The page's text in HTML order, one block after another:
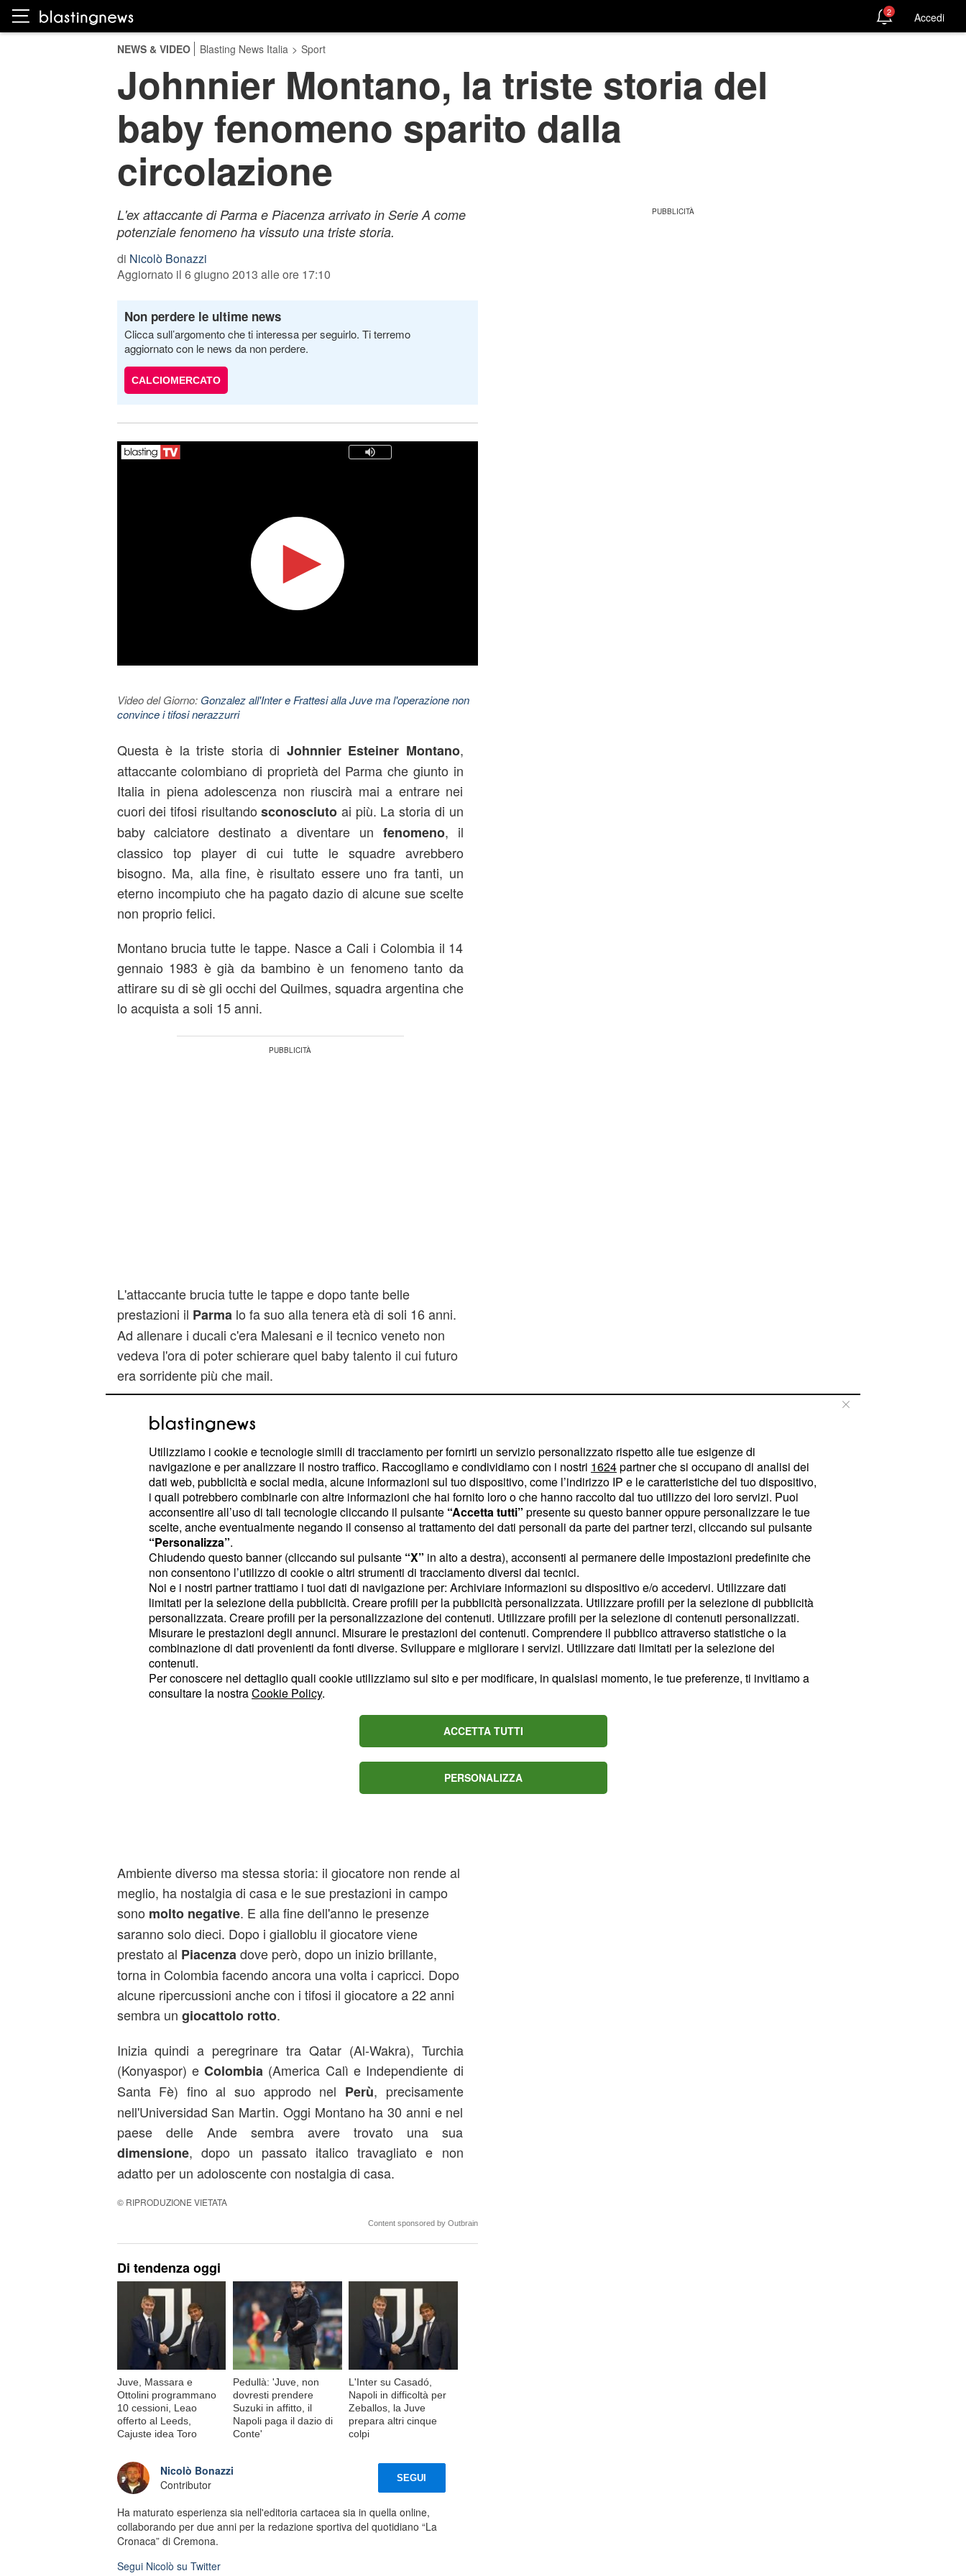
2 Accedi
NEWS & VIDEO Blasting News Italia > Sport
Johnnier Montano, la triste storia del
baby fenomeno sparito dalla
circolazione
L'ex attaccante di Parma e Piacenza arrivato in Serie A come
potenziale fenomeno ha vissuto una triste storia.
di Nicolò Bonazzi
Aggiornato il 6 giugno 2013 alle ore 17:10
Non perdere le ultime news
Clicca sull’argomento che ti interessa per seguirlo. Ti terremo
aggiornato con le news da non perdere.
CALCIOMERCATO
Video del Giorno: Gonzalez all'Inter e Frattesi alla Juve ma l'operazione non
convince i tifosi nerazzurri
Questa è la triste storia di Johnnier Esteiner Montano,
attaccante colombiano di proprietà del Parma che giunto in
Italia in piena adolescenza non riuscirà mai a entrare nei
cuori dei tifosi risultandosconosciuto ai più. La storia di un
baby calciatore destinato a diventare un fenomeno, il
classico top player di cui tutte le squadre avrebbero
bisogno. Ma, alla fine, è risultato essere uno fra tanti, un
eterno incompiuto che ha pagato dazio di alcune sue scelte
non proprio felici.
Montano brucia tutte le tappe. Nasce a Cali i Colombia il 14
gennaio 1983 è già da bambino è un fenomeno tanto da
attirare su di sè gli occhi del Quilmes, squadra argentina che
lo acquista a soli 15 anni.
L'attaccante brucia tutte le tappe e dopo tante belle
prestazioni il Parma lo fa suo alla tenera età di soli 16 anni.
Ad allenare i ducali c'era Malesani e il tecnico veneto non
vedeva l'ora di poter schierare quel baby talento il cui futuro
era sorridente più che mail.
calma ma l'ambiente di Parma lo demoralizza. Montano ha
nostalgiadi casa e le pressioni del calcio italiano sono ben
diverse rispetto a quelle della Colombia. Là ha amici e
parenti, da cui torna per le vacanze di Natale del 2000.
Senza però ritornare indietro.
Dopo un paio di mesi la società convince lo scontento
attaccante a fare ritorno al Parma e la dirigenza lo gira in
prestito al Verona.
Ambiente diverso ma stessa storia: il giocatore non rende al
meglio, ha nostalgia di casa e le sue prestazioni in campo
sono molto negative. E alla fine dell'anno le presenze
saranno solo dieci. Dopo i gialloblu il giocatore viene
prestato al Piacenzadove però, dopo un inizio brillante,
torna in Colombia facendo ancora una volta i capricci. Dopo
alcune ripercussioni anche con i tifosi il giocatore a 22 anni
sembra un giocattolo rotto.
Inizia quindi a peregrinare tra Qatar (Al-Wakra), Turchia
(Konyaspor) eColombia (America Calì e Independiente di
Santa Fè) fino al suo approdo nel Perù, precisamente
nell'Universidad San Martin. Oggi Montano ha 30 anni e nel
paese delle Ande sembra avere trovato una sua
dimensione, dopo un passato italico travagliato e non
adatto per un adoloscente con nostalgia di casa.
© RIPRODUZIONE VIETATA
Content sponsored by Outbrain
Di tendenza oggi
Juve, Massara e
Ottolini programmano
10 cessioni, Leao
offerto al Leeds,
Cajuste idea Toro
Pedullà: 'Juve, non
dovresti prendere
Suzuki in affitto, il
Napoli paga il dazio di
Conte'
L'Inter su Casadó,
Napoli in difficoltà per
Zeballos, la Juve
prepara altri cinque
colpi
Nicolò Bonazzi
Contributor
SEGUI
Ha maturato esperienza sia nell'editoria cartacea sia in quella online,
collaborando per due anni per la redazione sportiva del quotidiano “La
Cronaca” di Cremona.
Segui Nicolò su Twitter
Utilizziamo i cookie e tecnologie simili di tracciamento per fornirti un servizio personalizzato rispetto alle tue esigenze di
navigazione e per analizzare il nostro traffico. Raccogliamo e condividiamo con i nostri 1624partner che si occupano di analisi dei
dati web, pubblicità e social media, alcune informazioni sul tuo dispositivo, come l’indirizzo IP e le caratteristiche del tuo dispositivo,
i quali potrebbero combinarle con altre informazioni che hai fornito loro o che hanno raccolto dal tuo utilizzo dei loro servizi. Puoi
acconsentire all’uso di tali tecnologie cliccando il pulsante “Accetta tutti” presente su questo banner oppure personalizzare le tue
scelte, anche eventualmente negando il consenso al trattamento dei dati personali da parte dei partner terzi, cliccando sul pulsante
“Personalizza”.
Chiudendo questo banner (cliccando sul pulsante “X” in alto a destra), acconsenti al permanere delle impostazioni predefinite che
non consentono l’utilizzo di cookie o altri strumenti di tracciamento diversi dai tecnici.
Noi e i nostri partner trattiamo i tuoi dati di navigazione per: Archiviare informazioni su dispositivo e/o accedervi. Utilizzare dati
limitati per la selezione della pubblicità. Creare profili per la pubblicità personalizzata. Utilizzare profili per la selezione di pubblicità
personalizzata. Creare profili per la personalizzazione dei contenuti. Utilizzare profili per la selezione di contenuti personalizzati.
Misurare le prestazioni degli annunci. Misurare le prestazioni dei contenuti. Comprendere il pubblico attraverso statistiche o la
combinazione di dati provenienti da fonti diverse. Sviluppare e migliorare i servizi. Utilizzare dati limitati per la selezione dei
contenuti.
Per conoscere nel dettaglio quali cookie utilizziamo sul sito e per modificare, in qualsiasi momento, le tue preferenze, ti invitiamo a
consultare la nostraCookie Policy.
ACCETTA TUTTI
PERSONALIZZA